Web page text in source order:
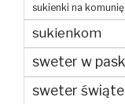
sukienki na komunię
sukienkom
sweter w
sweter